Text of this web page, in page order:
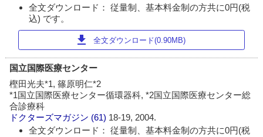
全文ダウンロード： 従量制、基本料金制の方共に0円(税
込) です。
download 全文ダウンロード(0.90MB)
国立国際医療センター
樫田光夫*1, 篠原明仁*2
*1国立国際医療センター循環器科, *2国立国際医療センター総
合診療科
ドクターズマガジン (61) 18-19, 2004.
全文ダウンロード： 従量制、基本料金制の方共に0円(税